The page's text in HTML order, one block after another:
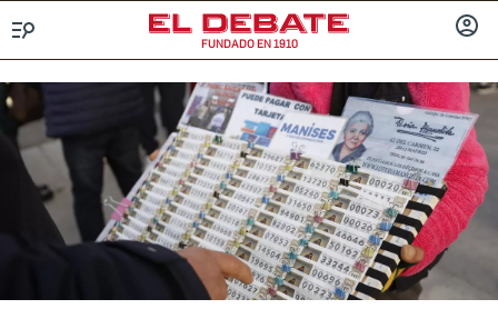
FUNDADO EN 1910